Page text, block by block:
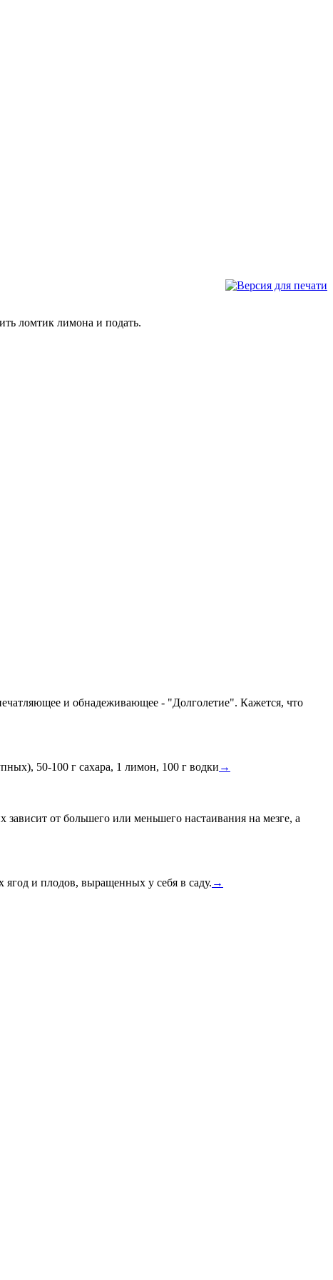
ломтик лимона и подать.
и обнадеживающее - "Долголетие". Кажется, что
50-100 г сахара, 1 лимон, 100 г водки →
от большего или меньшего настаивания на мезге, а
и плодов, выращенных у себя в саду. →